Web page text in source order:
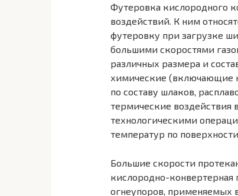
Футеровка кислородного
воздействий. К ним
футеровку при загрузке
большими скоростями
различных размера и
химические (включающие
по составу шлаков,
термические воздействия
технологическими
температур по
Большие скорости
кислородно-
огнеупоров, применяемых